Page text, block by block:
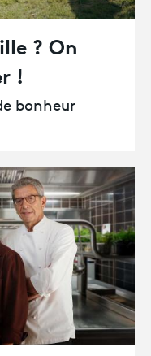
? On
!
bonheur